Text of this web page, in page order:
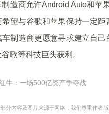
制造商允许Android Auto和苹
希望与谷歌和苹果保持一定
车制造商更愿意寻求建立自
歌等科技巨头获利。
牛：一场500亿资产争夺战
分内容及图片来源于网络，我们尊重作者